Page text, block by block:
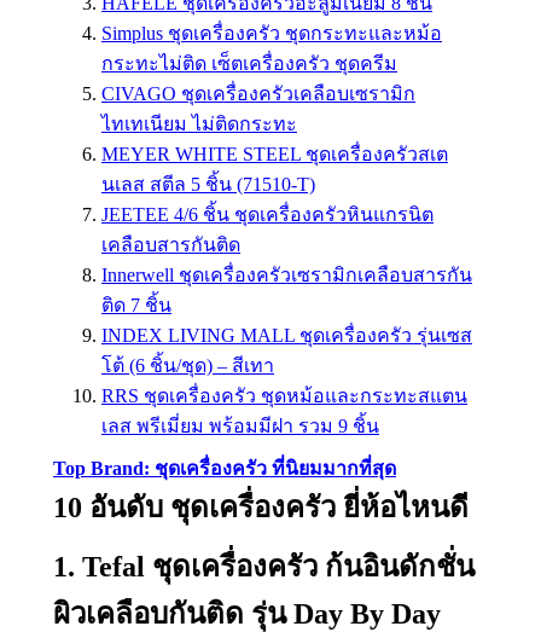
Simplus ชุดเครื่องครัว ชุดกระทะและหม้อ
กระทะไม่ติด เซ็ตเครื่องครัว ชุดครีม
CIVAGO ชุดเครื่องครัวเคลือบเซรามิก
ไทเทเนียม ไม่ติดกระทะ
MEYER WHITE STEEL ชุดเครื่องครัวสเต
นเลส สตีล 5 ชิ้น (71510-T)
JEETEE 4/6 ชิ้น ชุดเครื่องครัวหินแกรนิต
เคลือบสารกันติด
Innerwell ชุดเครื่องครัวเซรามิกเคลือบสารกัน
ติด 7 ชิ้น
INDEX LIVING MALL ชุดเครื่องครัว รุ่นเซส
โต้ (6 ชิ้น/ชุด) – สีเทา
RRS ชุดเครื่องครัว ชุดหม้อและกระทะสแตน
เลส พรีเมี่ยม พร้อมมีฝา รวม 9 ชิ้น
Top Brand: ชุดเครื่องครัว ที่นิยมมากที่สุด
10 อันดับ ชุดเครื่องครัว ยี่ห้อไหนดี
1. Tefal ชุดเครื่องครัว ก้นอินดักชั่น
ผิวเคลือบกันติด รุ่น Day By Day